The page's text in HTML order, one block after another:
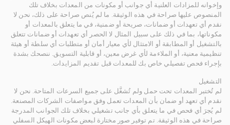
وإخوانه للمزادات العلنية أي جوانب أو مكونات من المعدات بخلاف تلك
المنصوص عليها صراحة في هذه الوثيقة. ما لم يُنص صراحة على ذلك، نحن لا
نقدم أي تعهدات أو ضمانات، صريحة أو ضمنية، في ما يتعلق بالمعدات أو
مكوناتها، بما في ذلك على سبيل المثال لا الحصر أي تعهدات أو ضمانات تتعلق
بالتشغيل أو المطابقة أو الامتثال لأي معيار أمان أو متطلبات أي سلطة أو هيئة
تنظيمية معنية، أو الملاءمة لأي غرض معين، أو قابلية التسويق. ننصحك بشدة
بإجراء فحص تفصيلي خاص بك للمعدات قبل تقديم المزايدات.
التشغيل
لم تُختبر المعدات تحت حمل ولم تُشغَّل على جميع السرعات المتاحة. نحن لا
نقدم أي تعهد أو ضمان بأن المعدات تعمل وفق مواصفات الشركات المصنعة.
لم يُجرَ أي فحص في ما يتعلق بأي جانب تشغيلي بخلاف تلك الجوانب المدرجة
صراحة في هذه الوثيقة. تم توفير صور مختارة لبعض مكونات الهيكل السفلي